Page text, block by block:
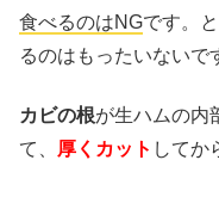
食べるのはNGです。
るのはもったいないで
カビの根が生ハムの内
て、 厚くカット してか